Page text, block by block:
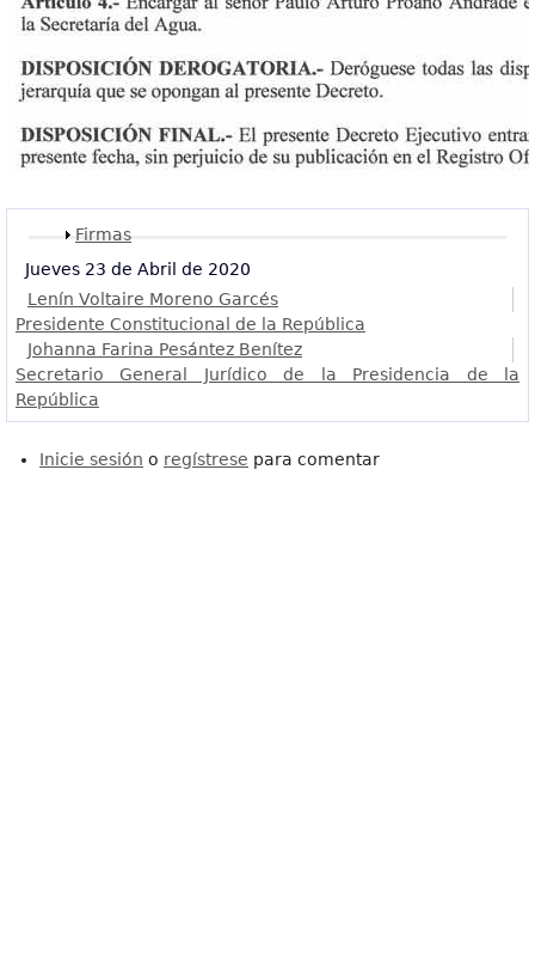
Mostrar
Firmas
Jueves 23 de Abril de 2020
Lenín Voltaire Moreno Garcés
Presidente Constitucional de la República
Johanna Farina Pesántez Benítez
Secretario General Jurídico de la Presidencia de la
República
Inicie sesión o regístrese para comentar